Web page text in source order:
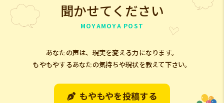
聞かせてください
MOYAMOYA POST
あなたの声は、現実を変える力になります。
もやもやするあなたの気持ちや現状を教えて下さい。
もやもやを投稿する